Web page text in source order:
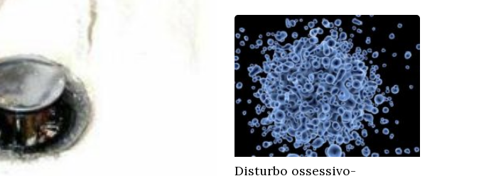
Disturbo ossessivo-